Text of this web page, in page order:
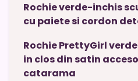
Rochie verde-inchis
cu paiete si cordon
Rochie PrettyGirl
in clos din satin
catarama